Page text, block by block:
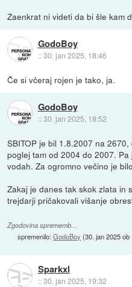
Zaenkrat ni videti da bi šle kam
GodoBoy
::30. jan 2025, 18:46
Če si včeraj rojen je tako, ja.
GodoBoy
::30. jan 2025, 18:52
SBITOP je bil 1.8.2007 na
poglej tam od 2004 do 2007.
vodah. Za ogromno večino je
Zakaj je danes tak skok zlata in
trejdarji pričakovali višanje
Zgodovina sprememb…
spremenilo:GodoBoy (30. jan 2025 ob
Sparkxl
::30. jan 2025, 19:32